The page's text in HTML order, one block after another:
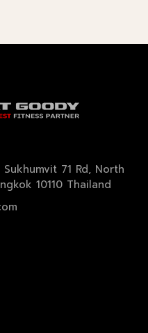
71 Rd, North
10110 Thailand